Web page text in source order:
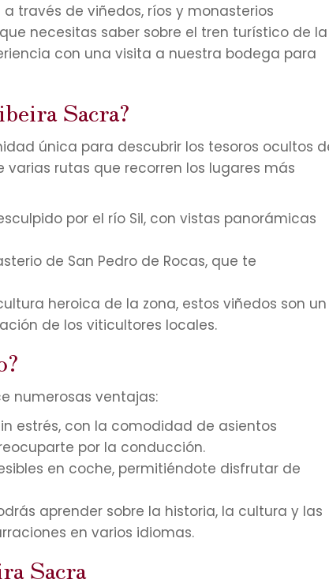
través de viñedos, ríos y monasterios
necesitas saber sobre el tren turístico de la
con una visita a nuestra bodega para
Sacra?
única para descubrir los tesoros ocultos
rutas que recorren los lugares más
por el río Sil, con vistas panorámicas
de San Pedro de Rocas, que te
heroica de la zona, estos viñedos son un
de los viticultores locales.
numerosas ventajas:
estrés, con la comodidad de asientos
por la conducción.
en coche, permitiéndote disfrutar de
aprender sobre la historia, la cultura y las
en varios idiomas.
Sacra